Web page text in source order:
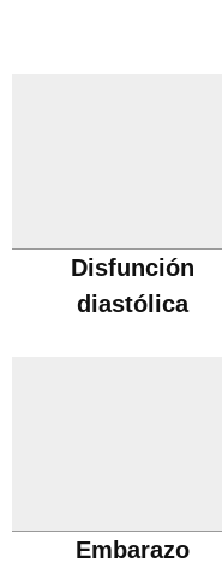
Disfunción
diastólica
Embarazo